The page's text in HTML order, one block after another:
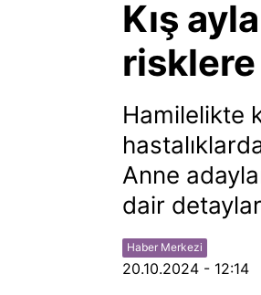
Kış
risklere
Hamilelikte
Anne
dair detaylar
Haber Merkezi
20.10.2024 - 12:14